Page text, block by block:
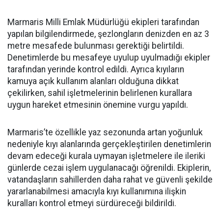
Marmaris Milli Emlak Müdürlüğü ekipleri tarafından
yapılan bilgilendirmede, şezlongların denizden en az 3
metre mesafede bulunması gerektiği belirtildi.
Denetimlerde bu mesafeye uyulup uyulmadığı ekipler
tarafından yerinde kontrol edildi. Ayrıca kıyıların
kamuya açık kullanım alanları olduğuna dikkat
çekilirken, sahil işletmelerinin belirlenen kurallara
uygun hareket etmesinin önemine vurgu yapıldı.
Marmaris’te özellikle yaz sezonunda artan yoğunluk
nedeniyle kıyı alanlarında gerçekleştirilen denetimlerin
devam edeceği kurala uymayan işletmelere ile ileriki
günlerde cezai işlem uygulanacağı öğrenildi. Ekiplerin,
vatandaşların sahillerden daha rahat ve güvenli şekilde
yararlanabilmesi amacıyla kıyı kullanımına ilişkin
kuralları kontrol etmeyi sürdüreceği bildirildi.